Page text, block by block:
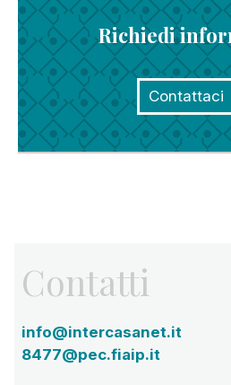
Richiedi
Contattaci
Contatti
info@intercasanet.it
8477@pec.fiaip.it